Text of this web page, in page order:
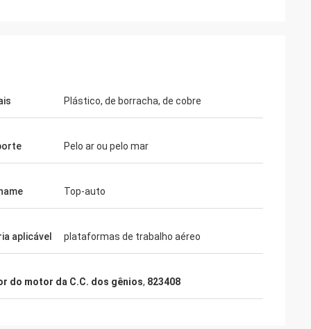
la-á outra
Plástico, de borracha, de cobre
Pelo ar ou pelo mar
Top-auto
aplicável plataformas de trabalho aéreo
do motor da C.C. dos gênios, 823408